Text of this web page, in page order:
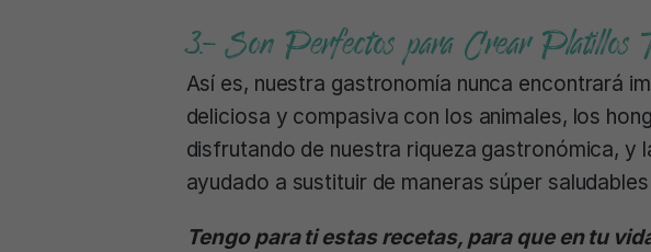
3.- Son Perfectos para Crear Platillos
Así es, nuestra gastronomía nunca encontrará
deliciosa y compasiva con los animales, los
disfrutando de nuestra riqueza gastronómica, y
ayudado a sustituir de maneras súper
Tengo para ti estas recetas, para que en tu